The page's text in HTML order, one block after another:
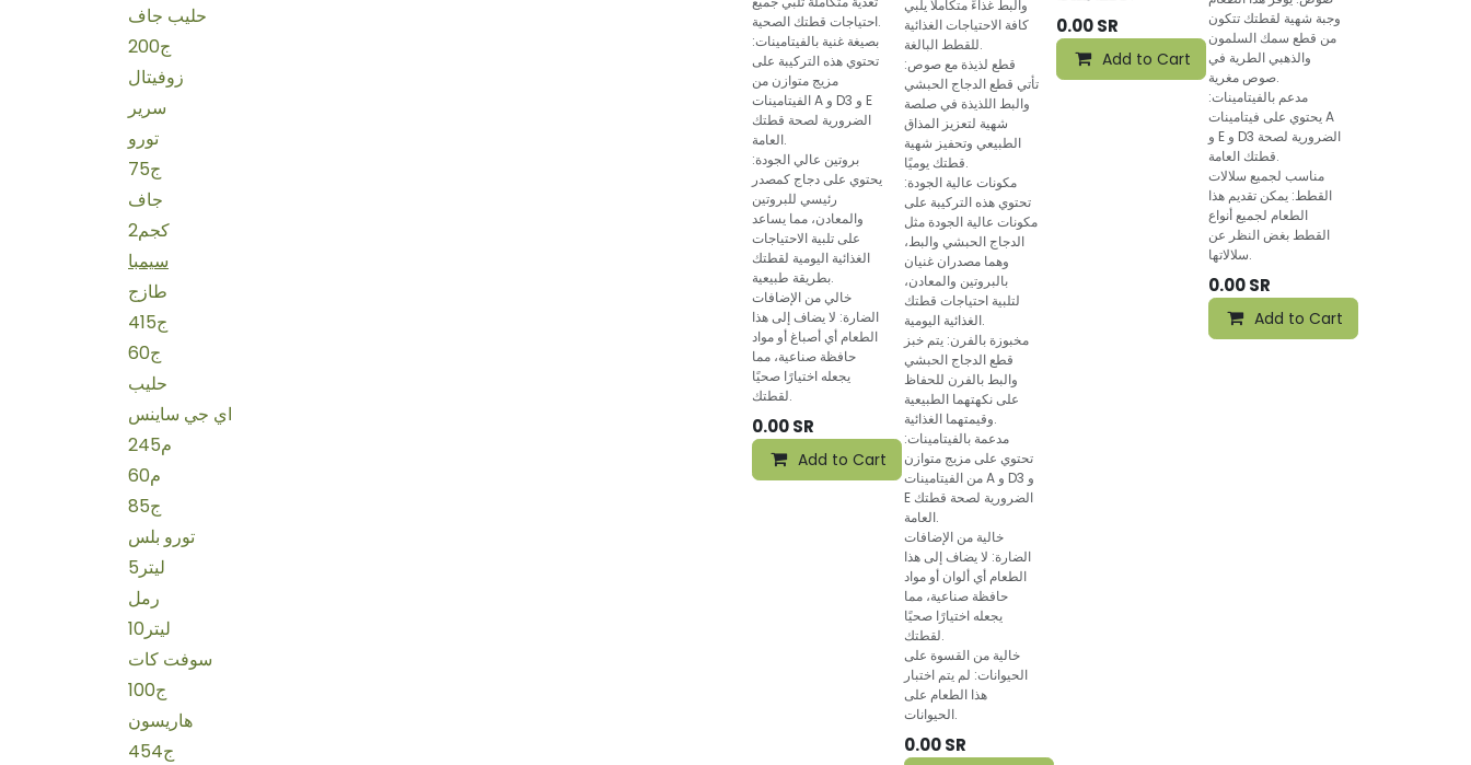
حليب جاف
200ج
زوفيتال
سرير
تورو
75ج
جاف
2كجم
سيمبا
طازج
415ج
60ج
حليب
اي جي ساينس
245م
60م
85ج
تورو بلس
5ليتر
رمل
10ليتر
سوفت كات
100ج
هاريسون
454ج
احتياجات قطتك الصحية.
بصيغة غنية بالفيتامينات:
تحتوي هذه التركيبة على
مزيج متوازن من
الفيتامينات A و D3 و E
الضرورية لصحة قطتك
العامة.
بروتين عالي الجودة:
يحتوي على دجاج كمصدر
رئيسي للبروتين
والمعادن، مما يساعد
على تلبية الاحتياجات
الغذائية اليومية لقطتك
بطريقة طبيعية.
خالي من الإضافات
الضارة: لا يضاف إلى هذا
الطعام أي أصباغ أو مواد
حافظة صناعية، مما
يجعله اختيارًا صحيًا
لقطتك.
0.00SR
Add to Cart
والبط غذاءً متكاملاً يلبي
كافة الاحتياجات الغذائية
للقطط البالغة.
قطع لذيذة مع صوص:
تأتي قطع الدجاج الحبشي
والبط اللذيذة في صلصة
شهية لتعزيز المذاق
الطبيعي وتحفيز شهية
قطتك يوميًا.
مكونات عالية الجودة:
تحتوي هذه التركيبة على
مكونات عالية الجودة مثل
الدجاج الحبشي والبط،
وهما مصدران غنيان
بالبروتين والمعادن،
لتلبية احتياجات قطتك
الغذائية اليومية.
مخبوزة بالفرن: يتم خبز
قطع الدجاج الحبشي
والبط بالفرن للحفاظ
على نكهتهما الطبيعية
وقيمتهما الغذائية.
مدعمة بالفيتامينات:
تحتوي على مزيج متوازن
من الفيتامينات A و D3 و
E الضرورية لصحة قطتك
العامة.
خالية من الإضافات
الضارة: لا يضاف إلى هذا
الطعام أي ألوان أو مواد
حافظة صناعية، مما
يجعله اختيارًا صحيًا
لقطتك.
خالية من القسوة على
الحيوانات: لم يتم اختبار
هذا الطعام على
الحيوانات.
0.00SR
0.00SR
Add to Cart
وجبة شهية لقطتك تتكون
من قطع سمك السلمون
والذهبي الطرية في
صوص مغرية.
مدعم بالفيتامينات:
يحتوي على فيتامينات A
و E و D3 الضرورية لصحة
قطتك العامة.
مناسب لجميع سلالات
القطط: يمكن تقديم هذا
الطعام لجميع أنواع
القطط بغض النظر عن
سلالاتها.
0.00SR
Add to Cart